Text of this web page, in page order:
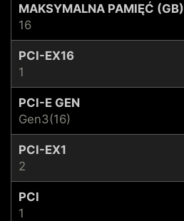
MAKSYMALNA PAMIĘĆ (GB)
16
PCI-EX16
1
PCI-E GEN
Gen3(16)
PCI-EX1
2
PCI
1